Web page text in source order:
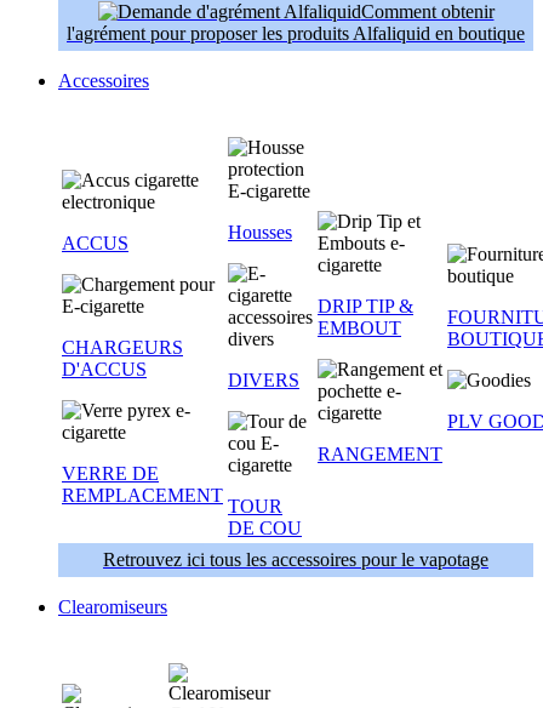
Comment obtenir
l'agrément pour proposer les produits Alfaliquid en boutique
Accessoires
ACCUS
CHARGEURS
D'ACCUS
VERRE DE
REMPLACEMENT
Housses
DIVERS
TOUR
DE COU
DRIP TIP &
EMBOUT
RANGEMENT
PLV
Retrouvez ici tous les accessoires pour le vapotage
Clearomiseurs